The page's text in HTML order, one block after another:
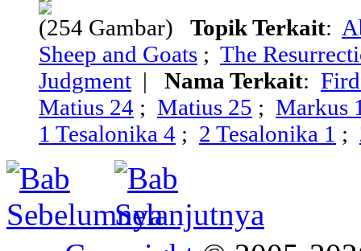
(254 Gambar) Topik Terkait:
Sheep and Goats ; The
Judgment | Nama Terkait:
Matius 24 ; Matius 25 ; Markus
1 Tesalonika 4 ; 2 Tesalonika 1 ;